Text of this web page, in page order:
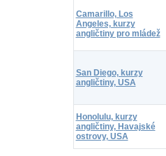
Camarillo, Los
Angeles, kurzy
angličtiny pro mládež
San Diego, kurzy
angličtiny, USA
Honolulu, kurzy
angličtiny, Havajské
ostrovy, USA